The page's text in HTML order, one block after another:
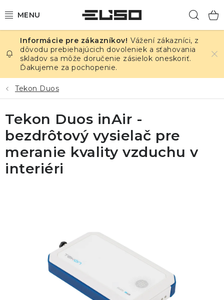
na
ELEKTRINA
TEPLOTA A VLHKOSŤ
TLAK A ÚNIKY
ZÁZNAMNÍKY
TLAČ DPS
Vážení zákazníci, z
dôvodu prebiehajúcich dovoleniek a sťahovania
skladov sa môže doručenie zásielok oneskoriť.
Ďakujeme za pochopenie.
Tekon Duos
Tekon Duos inAir -
bezdrôtový vysielač pre
meranie kvality vzduchu v
interiéri